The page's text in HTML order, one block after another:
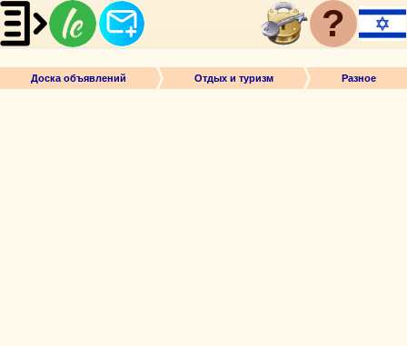
?
Доска объявлений Отдых и туризм Разное